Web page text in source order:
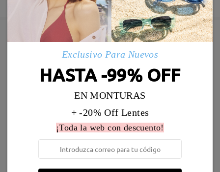
5-7 días laborales detalles
Enviado
5-7 días laborales
detalles
Marcos Similares
AC49995 24,95 € F907 17,00 €
Exclusivo Para Nuevos
HASTA -99% OFF
EN MONTURAS
+ -20% Off Lentes
¡Toda la web con descuento!